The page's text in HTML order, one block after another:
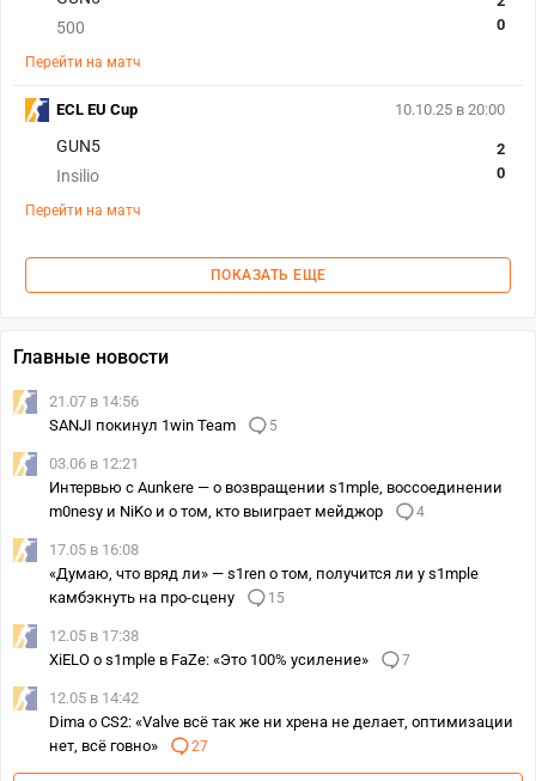
500
0
Перейти на матч
10.10.25 в 20:00
GUN5
Insilio
2
0
Перейти на матч
ECL EU Cup
ПОКАЗАТЬ ЕЩЕ
Главные новости
21.07 в 14:56
SANJI покинул 1win Team
5
03.06 в 12:21
Интервью с Aunkere — о возвращении s1mple, воссоединении
m0nesy и NiKo и о том, кто выиграет мейджор
4
17.05 в 16:08
«Думаю, что вряд ли» — s1ren о том, получится ли у s1mple
камбэкнуть на про-сцену
15
12.05 в 17:38
XiELO о s1mple в FaZe: «Это 100% усиление»
7
12.05 в 14:42
Dima о CS2: «Valve всё так же ни хрена не делает, оптимизации
нет, всё говно»
27